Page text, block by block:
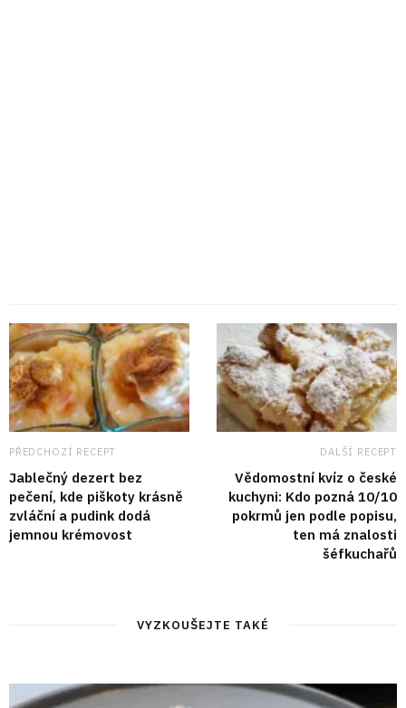
PŘEDCHOZÍ RECEPT
Jablečný dezert bez
pečení, kde piškoty krásně
zvláční a pudink dodá
jemnou krémovost
DALŠÍ RECEPT
Vědomostní kvíz o české
kuchyni: Kdo pozná 10/10
pokrmů jen podle popisu,
ten má znalosti
šéfkuchařů
VYZKOUŠEJTE TAKÉ